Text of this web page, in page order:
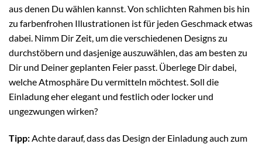
aus denen Du wählen kannst. Von schlichten Rahmen bis hin
zu farbenfrohen Illustrationen ist für jeden Geschmack etwas
dabei. Nimm Dir Zeit, um die verschiedenen Designs zu
durchstöbern und dasjenige auszuwählen, das am besten zu
Dir und Deiner geplanten Feier passt. Überlege Dir dabei,
welche Atmosphäre Du vermitteln möchtest. Soll die
Einladung eher elegant und festlich oder locker und
ungezwungen wirken?
Tipp: Achte darauf, dass das Design der Einladung auch zum